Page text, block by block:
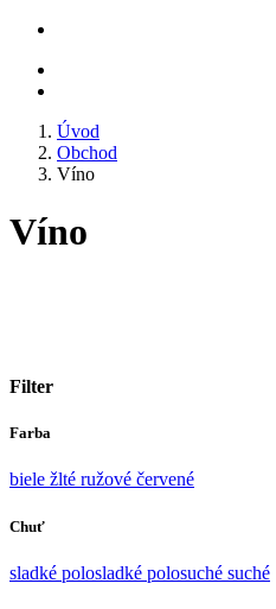
Úvod
Obchod
Víno
Víno
Filter
Farba
biele žlté ružové červené
Chuť
sladké polosladké polosuché suché